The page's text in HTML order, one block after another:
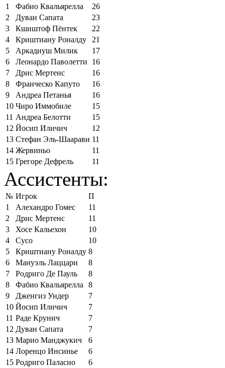
1
Фабио Квальярелла
26
2
Дуван Сапата
23
3
Кшиштоф Пёнтек
22
4
Криштиану Роналду
21
5
Аркадиуш Милик
17
6
Леонардо Паволетти
16
7
Дрис Мертенс
16
8
Франческо Капуто
16
9
Андреа Петанья
16
10 Чиро Иммобиле
15
11 Андреа Белотти
15
12 Йосип Иличич
12
13 Стефан Эль-Шаарави 11
14 Жервиньо
11
15 Грегоре Дефрель 11
Ассистенты:
№ Игрок
П
1
Алехандро Гомес
11
2
Дрис Мертенс
11
3
Хосе Кальехон
10
4
Сусо
10
5
Криштиану Роналду 8
6
Мануэль Лаццари
8
7
Родриго Де Пауль
8
8
Фабио Квальярелла
8
9
Дженгиз Ундер
7
10 Йосип Иличич
7
11 Раде Крунич
7
12 Дуван Сапата
7
13 Марио Манджукич
6
14 Лоренцо Инсинье
6
15 Родриго Паласио 6